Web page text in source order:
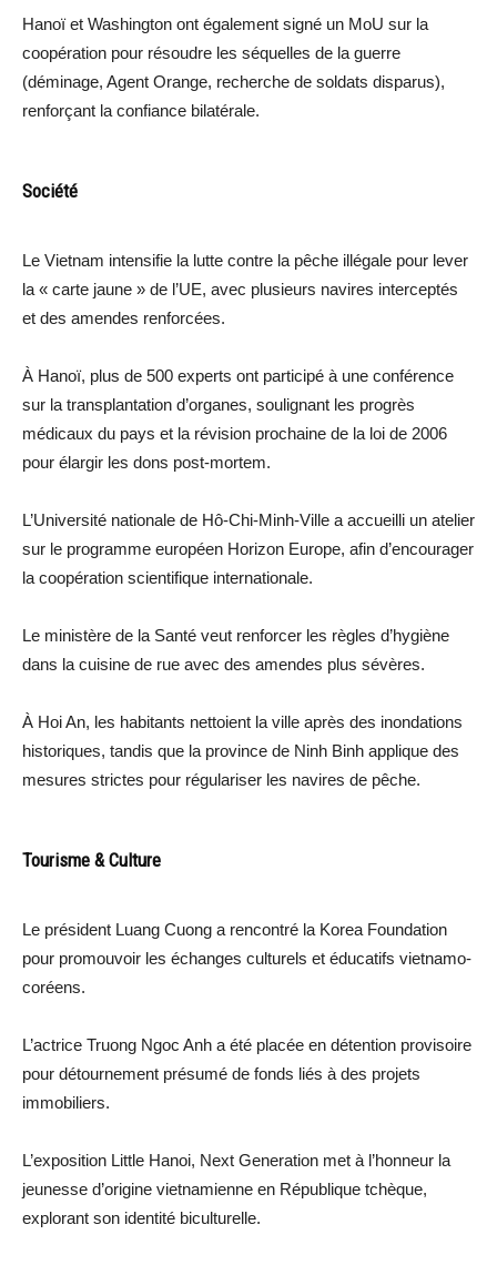
Hanoï et Washington ont également signé un MoU sur la
coopération pour résoudre les séquelles de la guerre
(déminage, Agent Orange, recherche de soldats disparus),
renforçant la confiance bilatérale.
Société
Le Vietnam intensifie la lutte contre la pêche illégale pour lever
la « carte jaune » de l’UE, avec plusieurs navires interceptés
et des amendes renforcées.
À Hanoï, plus de 500 experts ont participé à une conférence
sur la transplantation d’organes, soulignant les progrès
médicaux du pays et la révision prochaine de la loi de 2006
pour élargir les dons post-mortem.
L’Université nationale de Hô-Chi-Minh-Ville a accueilli un atelier
sur le programme européen Horizon Europe, afin d’encourager
la coopération scientifique internationale.
Le ministère de la Santé veut renforcer les règles d’hygiène
dans la cuisine de rue avec des amendes plus sévères.
À Hoi An, les habitants nettoient la ville après des inondations
historiques, tandis que la province de Ninh Binh applique des
mesures strictes pour régulariser les navires de pêche.
Tourisme & Culture
Le président Luang Cuong a rencontré la Korea Foundation
pour promouvoir les échanges culturels et éducatifs vietnamo-
coréens.
L’actrice Truong Ngoc Anh a été placée en détention provisoire
pour détournement présumé de fonds liés à des projets
immobiliers.
L’exposition Little Hanoi, Next Generation met à l’honneur la
jeunesse d’origine vietnamienne en République tchèque,
explorant son identité biculturelle.